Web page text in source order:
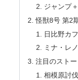
ジャンプ
怪獣8号 第2
日比野カ
ミナ・レ
注目のスト
相模原討